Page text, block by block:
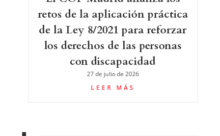
retos de la aplicación práctica
de la Ley 8/2021 para reforzar
los derechos de las personas
con discapacidad
27 de julio de 2026
LEER MÁS